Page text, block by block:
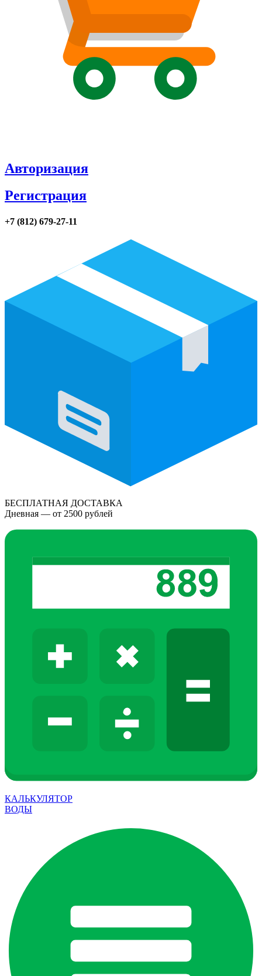
Авторизация
Регистрация
+7 (812) 679-27-11
БЕСПЛАТНАЯ ДОСТАВКА
Дневная — от 2500 рублей
КАЛЬКУЛЯТОР
ВОДЫ